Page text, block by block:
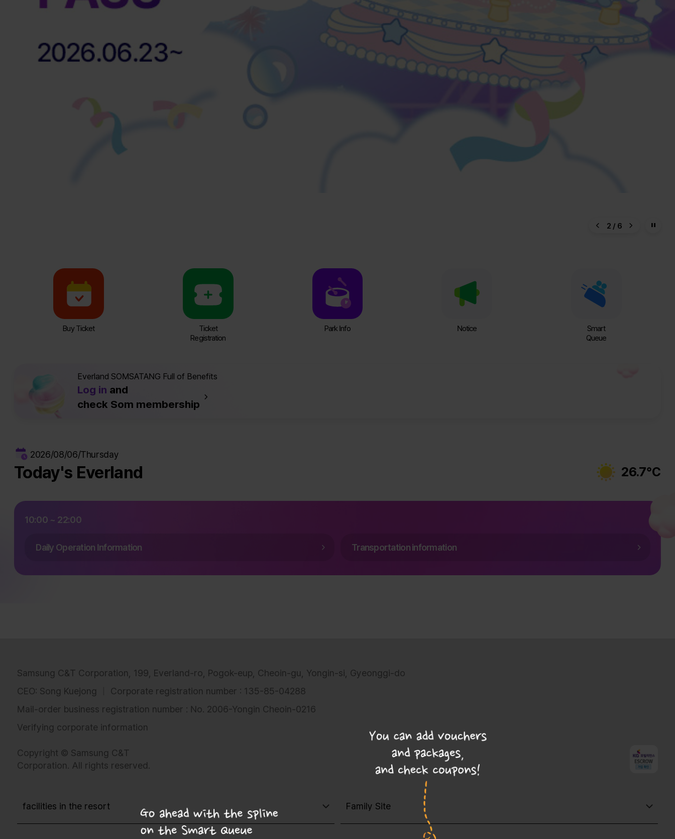
2 / 6
Buy Ticket
Ticket
Registration
Park Info Notice
Smart
Queue
Everland SOMSATANG Full of Benefits
Log in and
check Som membership
2026/08/06/Thursday
Today's Everland 26.7°C
10:00 ~ 22:00
Daily Operation Information Transportation information
Samsung C&T Corporation, 199, Everland-ro, Pogok-eup, Cheoin-gu, Yongin-si, Gyeonggi-do
CEO: Song Kuejong
Corporate registration number : 135-85-04288
Mail-order business registration number : No. 2006-Yongin Cheoin-0216
Verifying corporate information
Copyright © Samsung C&T
Corporation. All rights reserved.
facilities in the resort Family Site